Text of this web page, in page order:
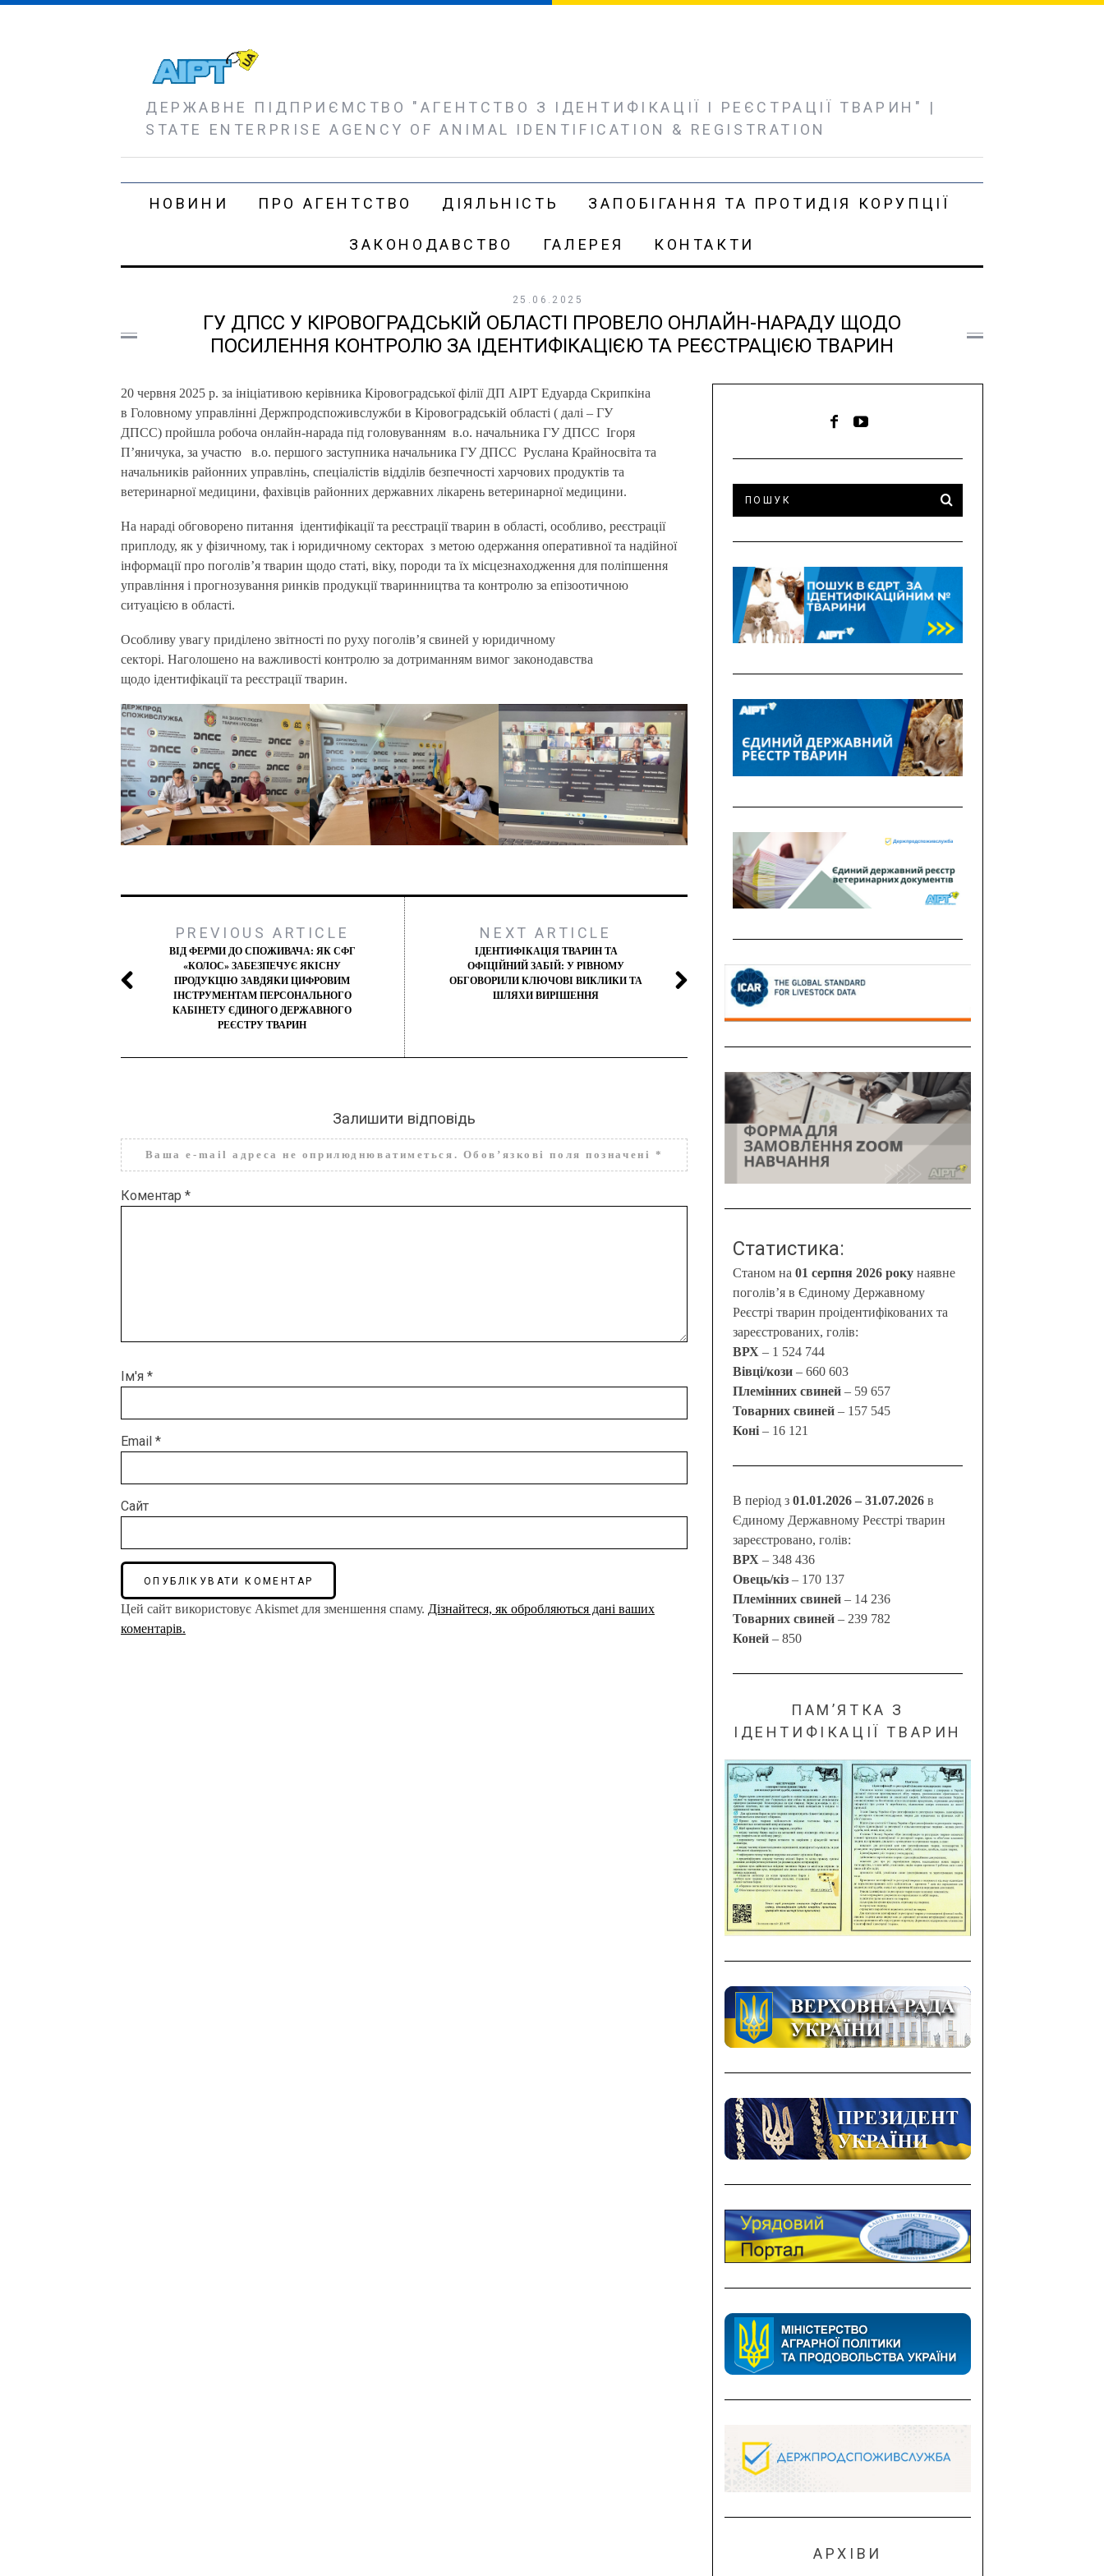
ДЕРЖАВНЕ ПІДПРИЄМСТВО "АГЕНТСТВО З ІДЕНТИФІКАЦІЇ І РЕЄСТРАЦІЇ ТВАРИН" |
STATE ENTERPRISE AGENCY OF ANIMAL IDENTIFICATION & REGISTRATION
НОВИНИ ПРО АГЕНТСТВО ДІЯЛЬНІСТЬ ЗАПОБІГАННЯ ТА ПРОТИДІЯ КОРУПЦІЇ
ЗАКОНОДАВСТВО ГАЛЕРЕЯ КОНТАКТИ
25.06.2025
ГУ ДПСС У КІРОВОГРАДСЬКІЙ ОБЛАСТІ ПРОВЕЛО ОНЛАЙН-НАРАДУ ЩОДО
ПОСИЛЕННЯ КОНТРОЛЮ ЗА ІДЕНТИФІКАЦІЄЮ ТА РЕЄСТРАЦІЄЮ ТВАРИН
20 червня 2025 р. за ініціативою керівника Кіровоградської філії ДП АІРТ Едуарда Скрипкіна
в Головному управлінні Держпродспоживслужби в Кіровоградській області ( далі – ГУ
ДПСС) пройшла робоча онлайн-нарада під головуванням в.о. начальника ГУ ДПСС Ігоря
П’яничука, за участю в.о. першого заступника начальника ГУ ДПСС Руслана Крайносвіта та
начальників районних управлінь, спеціалістів відділів безпечності харчових продуктів та
ветеринарної медицини, фахівців районних державних лікарень ветеринарної медицини.
На нараді обговорено питання ідентифікації та реєстрації тварин в області, особливо, реєстрації
приплоду, як у фізичному, так і юридичному секторах з метою одержання оперативної та надійної
інформації про поголів’я тварин щодо статі, віку, породи та їх місцезнаходження для поліпшення
управління і прогнозування ринків продукції тваринництва та контролю за епізоотичною
ситуацією в області.
Особливу увагу приділено звітності по руху поголів’я свиней у юридичному
секторі. Наголошено на важливості контролю за дотриманням вимог законодавства
щодо ідентифікації та реєстрації тварин.
PREVIOUS ARTICLE
ВІД ФЕРМИ ДО СПОЖИВАЧА: ЯК СФГ
«КОЛОС» ЗАБЕЗПЕЧУЄ ЯКІСНУ
ПРОДУКЦІЮ ЗАВДЯКИ ЦИФРОВИМ
ІНСТРУМЕНТАМ ПЕРСОНАЛЬНОГО
КАБІНЕТУ ЄДИНОГО ДЕРЖАВНОГО
РЕЄСТРУ ТВАРИН
NEXT ARTICLE
ІДЕНТИФІКАЦІЯ ТВАРИН ТА
ОФІЦІЙНИЙ ЗАБІЙ: У РІВНОМУ
ОБГОВОРИЛИ КЛЮЧОВІ ВИКЛИКИ ТА
ШЛЯХИ ВИРІШЕННЯ
Залишити відповідь
Ваша e-mail адреса не оприлюднюватиметься. Обов’язкові поля позначені *
Коментар *
Ім'я *
Email *
Сайт
Цей сайт використовує Akismet для зменшення спаму. Дізнайтеся, як обробляються дані ваших
коментарів.
Статистика:
Станом на 01 серпня 2026 року наявне
поголів’я в Єдиному Державному
Реєстрі тварин проідентифікованих та
зареєстрованих, голів:
ВРХ – 1 524 744
Вівці/кози – 660 603
Племінних свиней – 59 657
Товарних свиней – 157 545
Коні – 16 121
В період з 01.01.2026 – 31.07.2026 в
Єдиному Державному Реєстрі тварин
зареєстровано, голів:
ВРХ – 348 436
Овець/кіз – 170 137
Племінних свиней – 14 236
Товарних свиней – 239 782
Коней – 850
ПАМ’ЯТКА З
ІДЕНТИФІКАЦІЇ ТВАРИН
АРХІВИ